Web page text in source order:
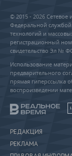
© 2015 - 2026 Сетевое
Федеральной
технологий и
регистрационный
свидетельство Эл №
Использование
предварительного
прямая гиперссылка
воспроизведении
РЕДАКЦИЯ
РЕКЛАМА